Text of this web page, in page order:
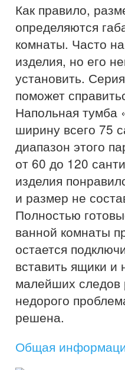
Как правило,
определяются
комнаты. Часто
изделия, но его
установить.
поможет
Напольная тумба
ширину всего 75
диапазон этого
от 60 до 120
изделия
и размер не
Полностью
ванной комнаты
остается
вставить ящики и
малейших следов
недорого
решена.
Общая